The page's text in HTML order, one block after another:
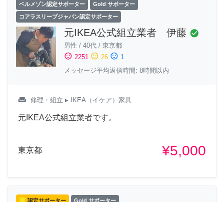
ベルメゾン認定サポーター Gold サポーター
コアラスリープジャパン認定サポーター
元IKEA公式組立業者 伊藤 check_circle
男性 / 40代 / 東京都
sentiment_satisfied 2251 sentiment_neutral 26 sentiment_dissatisfied 1
メッセージ平均返信時間: 8時間以内
weekend 修理・組立 ▸ IKEA（イケア）家具
元IKEA公式組立業者です。
東京都 ¥5,000
認定サポーター Gold サポーター